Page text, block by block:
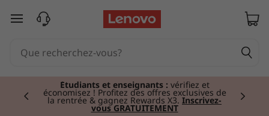
passer au contenu principal
Étudiants et enseignants : vérifiez et
économisez ! Profitez des offres exclusives de
la rentrée & gagnez Rewards X3. Inscrivez-
vous GRATUITEMENT
Currently displaying item 2 of 3